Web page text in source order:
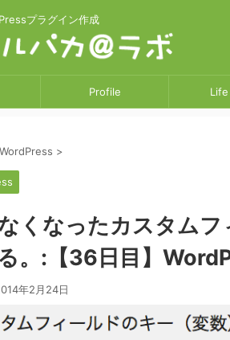
プラグイン作成
Profile
WordPress >
くなったカスタムフ
。:【36日目】
年2月24日